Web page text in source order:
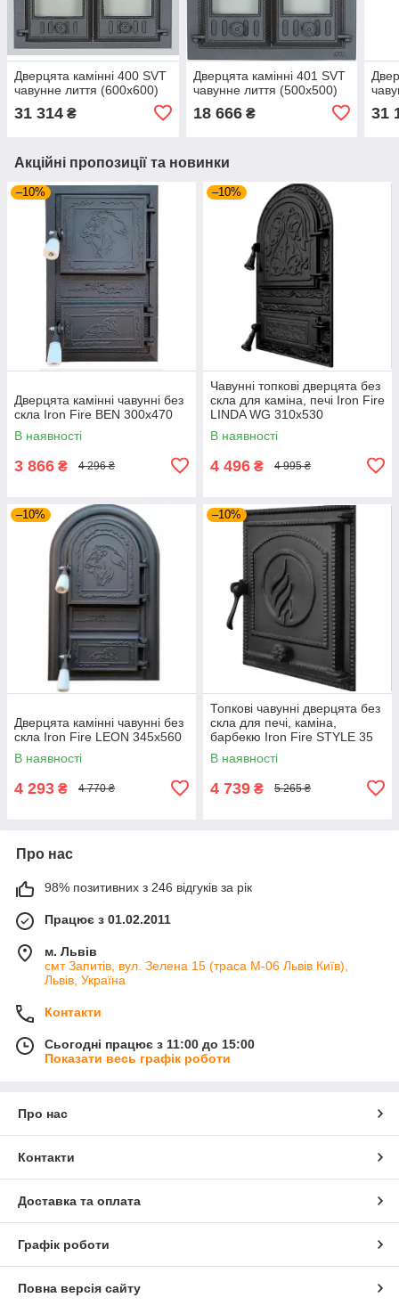
Дверцята камінні 400 SVT
чавунне лиття (600x600)
31 314 ₴
Дверцята камінні 401 SVT
чавунне лиття (500x500)
18 666₴ 31
Акційні пропозиції та новинки
–10%
Дверцята камінні чавунні без
скла Iron Fire BEN 300x470
В наявності
3 866 ₴ 4 296 ₴
–10%
Чавунні топкові дверцята без
скла для каміна, печі Iron Fire
LINDA WG 310x530
В наявності
4 496 ₴ 4 995 ₴
–10%
Дверцята камінні чавунні без
скла Iron Fire LEON 345x560
В наявності
4 293 ₴ 4 770 ₴
–10%
Топкові чавунні дверцята без
скла для печі, каміна,
барбекю Iron Fire STYLE 35
WG 350x390
В наявності
4 739 ₴ 5 265 ₴
Про нас
98% позитивних з 246 відгуків за рік
Працює з 01.02.2011
м. Львів
смт Запитів, вул. Зелена 15 (траса М-06 Львів Київ),
Львів, Україна
Контакти
Сьогодні працює з 11:00 до 15:00
Показати весь графік роботи
Про нас
Контакти
Доставка та оплата
Графік роботи
Повна версія сайту